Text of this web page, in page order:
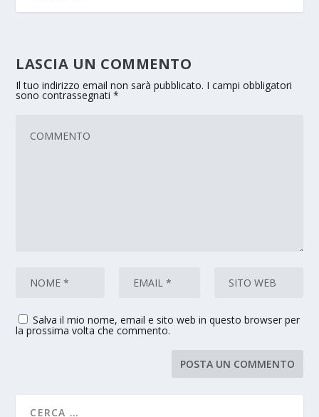
LASCIA UN COMMENTO
Il tuo indirizzo email non sarà pubblicato. I campi obbligatori
sono contrassegnati*
Salva il mio nome, email e sito web in questo browser per
la prossima volta che commento.